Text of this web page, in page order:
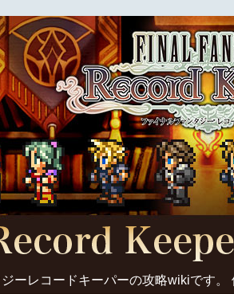
ーレコードキーパーの攻略wikiです